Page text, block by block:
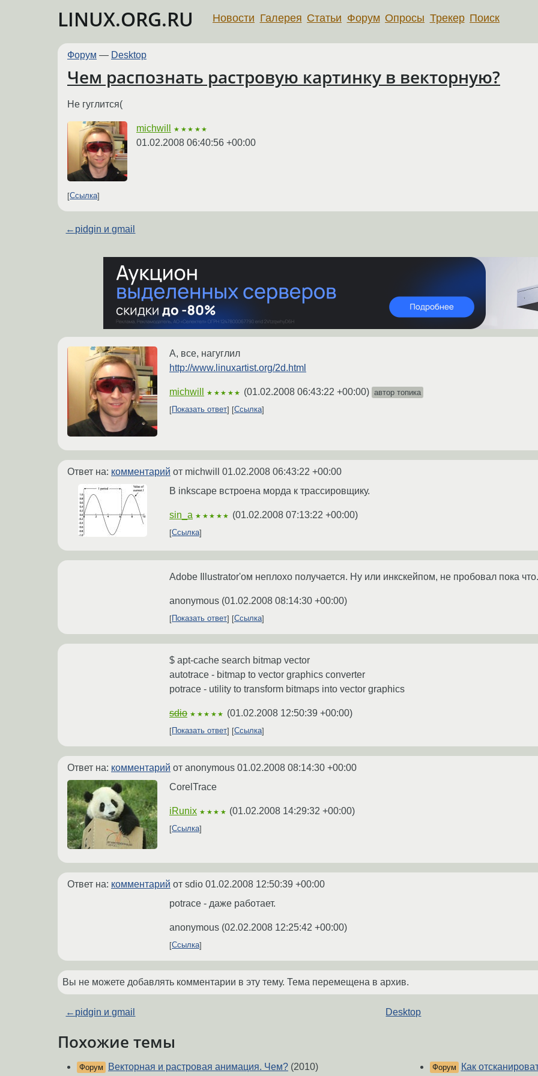
LINUX.ORG.RU Новости Галерея Статьи Форум Опросы Трекер Поиск
Форум — Desktop
Чем распознать растровую картинку в векторную?
Не гуглится(
michwill ★★★★★
01.02.2008 06:40:56 +00:00
Ссылка
← pidgin и gmail
А, все, нагуглил
http://www.linuxartist.org/2d.html
michwill ★★★★★ (01.02.2008 06:43:22 +00:00) автор топика
Показать ответ
Ссылка
Ответ на: комментарий от michwill 01.02.2008 06:43:22 +00:00
В inkscape встроена морда к трассировщику.
sin_a ★★★★★ (01.02.2008 07:13:22 +00:00)
Ссылка
Adobe Illustrator'ом неплохо получается. Ну или инкскейпом, не пробовал пока что.
anonymous (01.02.2008 08:14:30 +00:00)
Показать ответ Ссылка
$ apt-cache search bitmap vector
autotrace - bitmap to vector graphics converter
potrace - utility to transform bitmaps into vector graphics
sdio ★★★★★ (01.02.2008 12:50:39 +00:00)
Показать ответ Ссылка
Ответ на: комментарий от anonymous 01.02.2008 08:14:30 +00:00
CorelTrace
iRunix ★★★★ (01.02.2008 14:29:32 +00:00)
Ссылка
Ответ на: комментарий от sdio 01.02.2008 12:50:39 +00:00
potrace - даже работает.
anonymous (02.02.2008 12:25:42 +00:00)
Ссылка
Вы не можете добавлять комментарии в эту тему. Тема перемещена в архив.
← pidgin и gmail Desktop
Похожие темы
Форум Векторная и растровая анимация. Чем? (2010) Форум Как